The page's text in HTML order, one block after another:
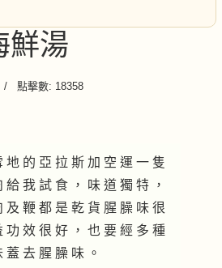
鮮湯
點擊數: 18358
地 的 亞 拉 斯 加 空 運 一 隻
給 我 試 食 ， 味 道 獨 特 ，
及 鞭 都 是 乾 貨 腥 臊 味 很
功 效 很 好 ， 也 要 經 多 種
蓋 去 腥 臊 味 。